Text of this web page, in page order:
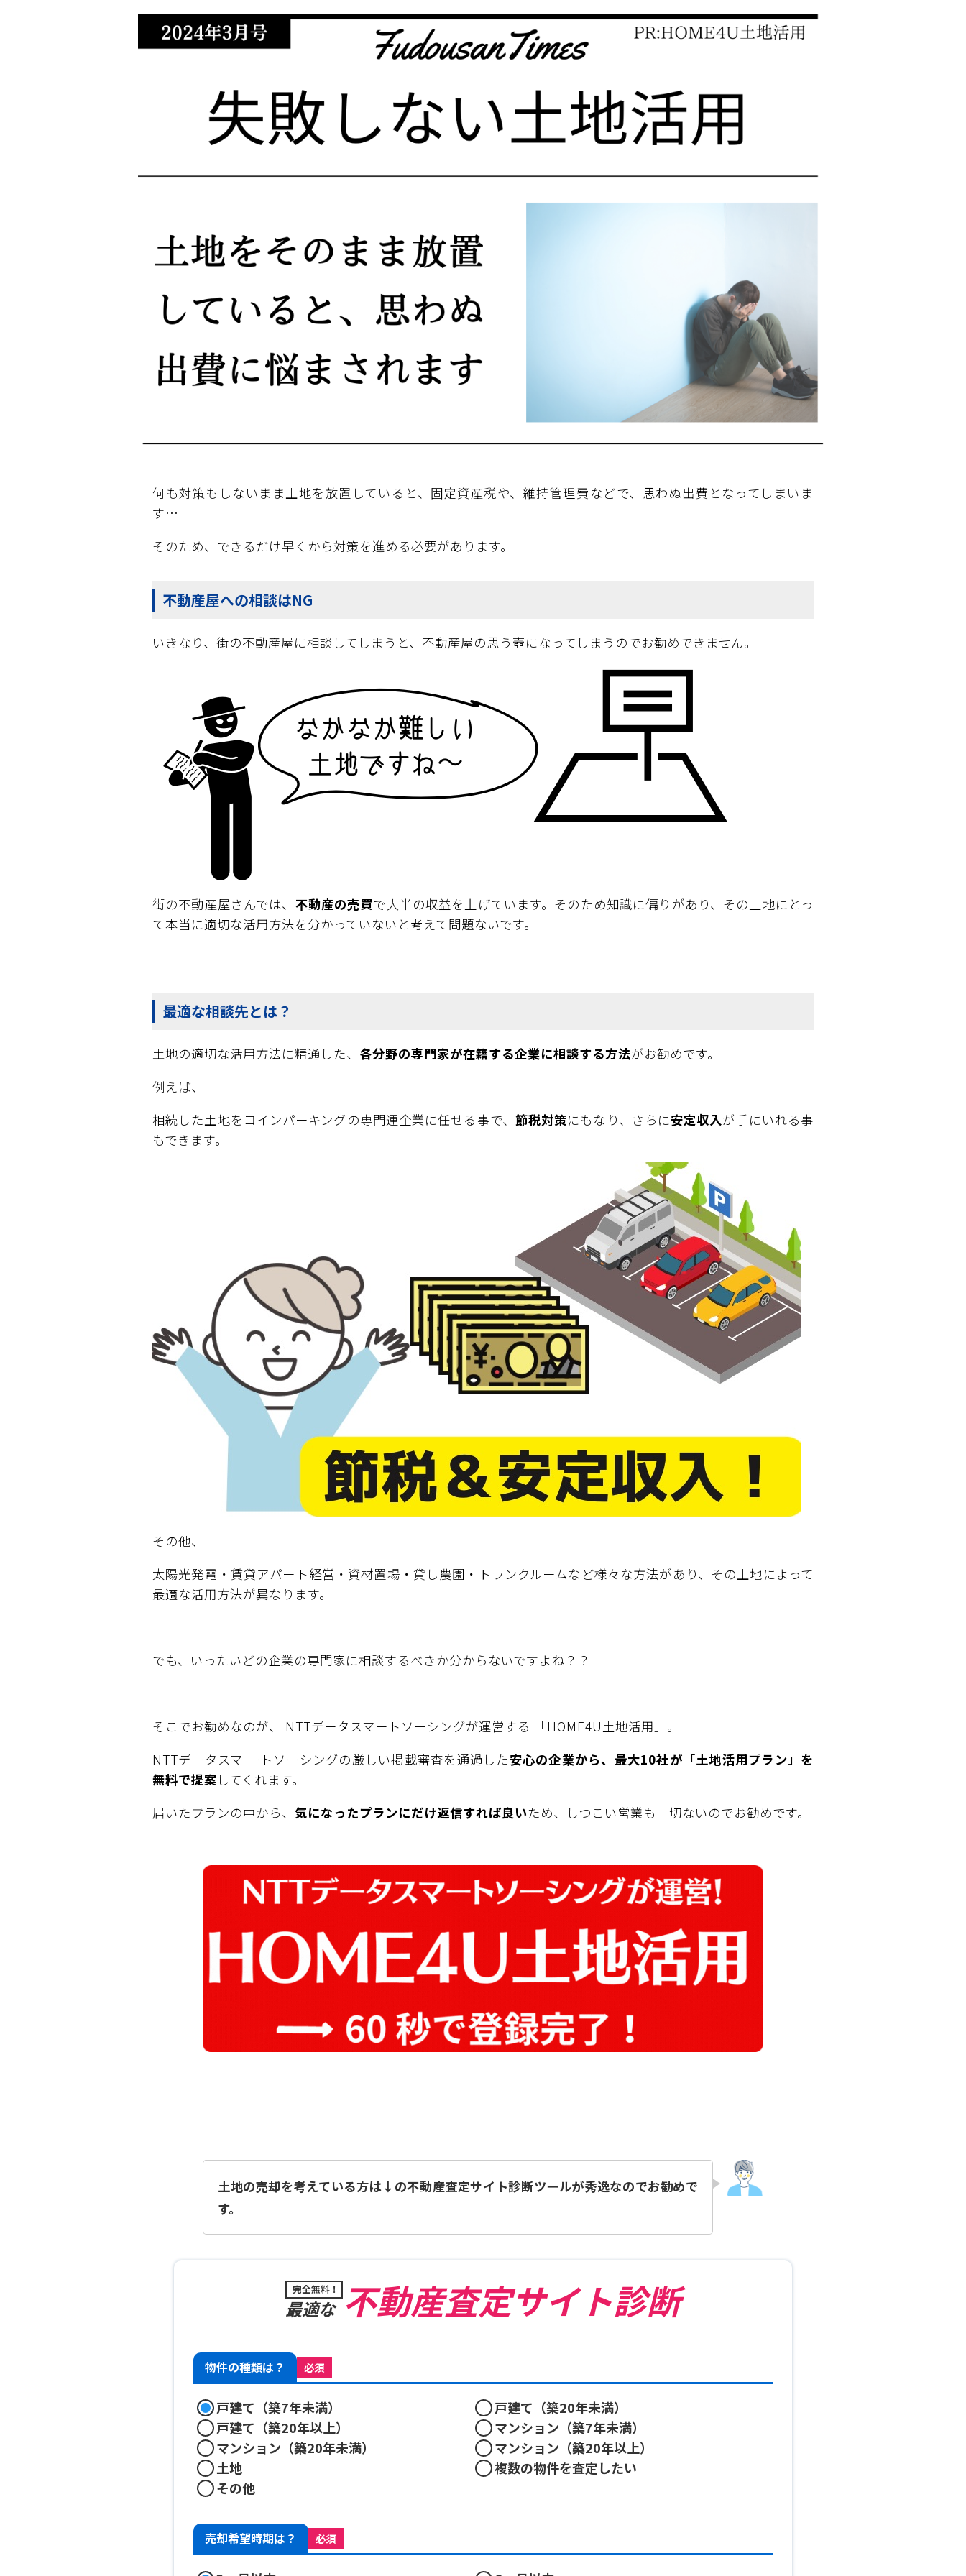
何も対策もしないまま土地を放置していると、固定資産税や、維持管理費などで、思わぬ出費となってしまいま
す…
そのため、できるだけ早くから対策を進める必要があります。
不動産屋への相談はNG
いきなり、街の不動産屋に相談してしまうと、不動産屋の思う壺になってしまうのでお勧めできません。
街の不動産屋さんでは、 不動産の売買で大半の収益を上げています。そのため知識に偏りがあり、その土地にとっ
て本当に適切な活用方法を分かっていないと考えて問題ないです。
最適な相談先とは？
土地の適切な活用方法に精通した、 各分野の専門家が在籍する企業に相談する方法がお勧めです。
例えば、
相続した土地をコインパーキングの専門運企業に任せる事で、 節税対策にもなり、さらに安定収入が手にいれる事
もできます。
その他、
太陽光発電・賃貸アパート経営・資材置場・貸し農園・トランクルームなど様々な方法があり、その土地によって
最適な活用方法が異なります。
でも、いったいどの企業の専門家に相談するべきか分からないですよね？？
そこでお勧めなのが、 NTTデータスマートソーシングが運営する 「HOME4U土地活用」。
NTTデータスマ ートソーシングの厳しい掲載審査を通過した安心の企業から、最大10社が「土地活用プラン」を
無料で提案 してくれます。
届いたプランの中から、 気になったプランにだけ返信すれば良いため、しつこい営業も一切ないのでお勧めです。
土地の売却を考えている方は↓の不動産査定サイト診断ツールが秀逸なのでお勧めで
す。
完全無料！
最適な 不動産査定サイト診断
物件の種類は？ 必須
戸建て（築7年未満）
戸建て（築20年未満）
戸建て（築20年以上）
マンション（築7年未満）
マンション（築20年未満）
マンション（築20年以上）
土地
複数の物件を査定したい
その他
売却希望時期は？ 必須